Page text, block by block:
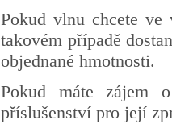
Pokud vlnu chcete
takovém případě
objednané hmotnosti.
Pokud máte zájem
příslušenství pro její